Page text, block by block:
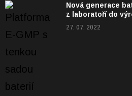
Nová generace
z laboratoří do
27. 07. 2022